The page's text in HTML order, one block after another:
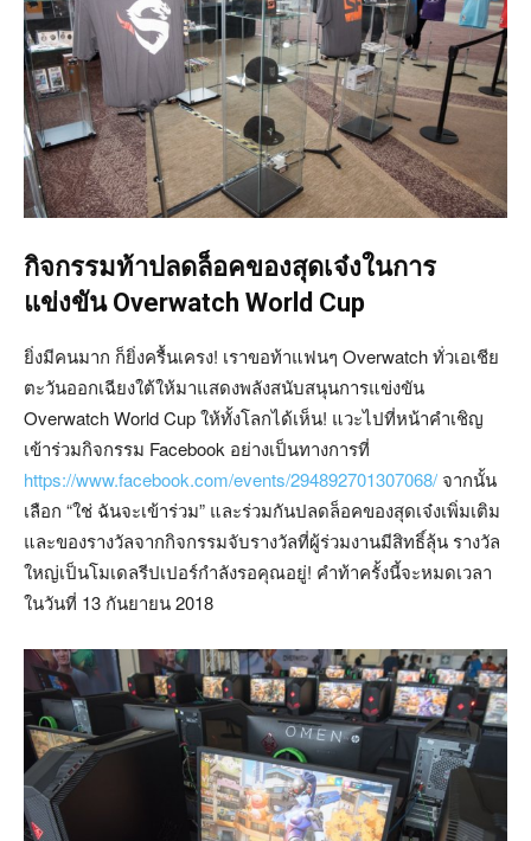
กิจกรรมท้าปลดล็อคของสุดเจ๋งในการ
แข่งขัน Overwatch World Cup
ยิ่งมีคนมาก ก็ยิ่งครื้นเครง! เราขอท้าแฟนๆ Overwatch ทั่วเอเชีย
ตะวันออกเฉียงใต้ให้มาแสดงพลังสนับสนุนการแข่งขัน
Overwatch World Cup ให้ทั้งโลกได้เห็น! แวะไปที่หน้าคำเชิญ
เข้าร่วมกิจกรรม Facebook อย่างเป็นทางการที่
https://www.facebook.com/events/294892701307068/ จากนั้น
เลือก “ใช่ ฉันจะเข้าร่วม” และร่วมกันปลดล็อคของสุดเจ๋งเพิ่มเติม
และของรางวัลจากกิจกรรมจับรางวัลที่ผู้ร่วมงานมีสิทธิ์ลุ้น รางวัล
ใหญ่เป็นโมเดลรีปเปอร์กำลังรอคุณอยู่! คำท้าครั้งนี้จะหมดเวลา
ในวันที่ 13 กันยายน 2018